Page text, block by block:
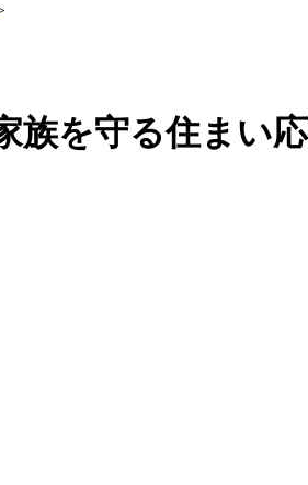
を守る住まい応